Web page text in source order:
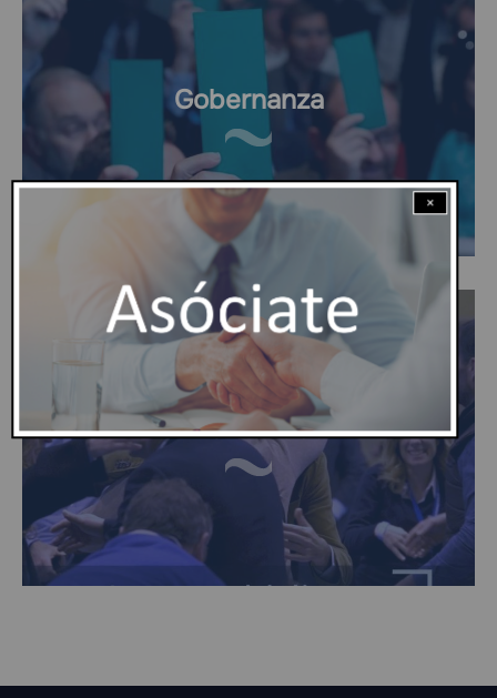
Gobernanza
Mira el video
×